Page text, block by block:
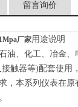
留言询价
厂家用途说明
油、化工、冶金
触器等)配套使用
，本系列仪表在